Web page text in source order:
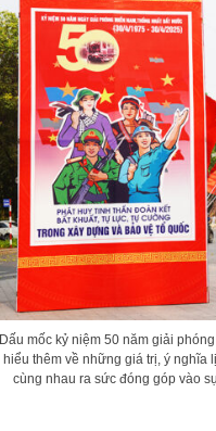
Dấu mốc kỷ niệm 50 năm giải
hiểu thêm về những giá trị, ý
cùng nhau ra sức đóng góp vào